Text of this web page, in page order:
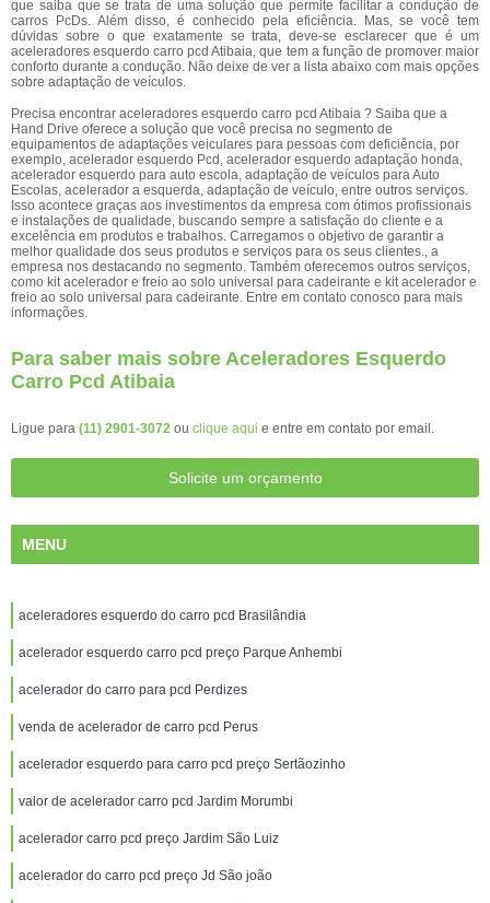
que saiba que se trata de uma solução que permite facilitar a condução de
carros PcDs. Além disso, é conhecido pela eficiência. Mas, se você tem
dúvidas sobre o que exatamente se trata, deve-se esclarecer que é um
aceleradores esquerdo carro pcd Atibaia, que tem a função de promover maior
conforto durante a condução. Não deixe de ver a lista abaixo com mais opções
sobre adaptação de veículos.
Precisa encontrar aceleradores esquerdo carro pcd Atibaia ? Saiba que a
Hand Drive oferece a solução que você precisa no segmento de
equipamentos de adaptações veiculares para pessoas com deficiência, por
exemplo, acelerador esquerdo Pcd, acelerador esquerdo adaptação honda,
acelerador esquerdo para auto escola, adaptação de veículos para Auto
Escolas, acelerador a esquerda, adaptação de veículo, entre outros serviços.
Isso acontece graças aos investimentos da empresa com ótimos profissionais
e instalações de qualidade, buscando sempre a satisfação do cliente e a
excelência em produtos e trabalhos. Carregamos o objetivo de garantir a
melhor qualidade dos seus produtos e serviços para os seus clientes., a
empresa nos destacando no segmento. Também oferecemos outros serviços,
como kit acelerador e freio ao solo universal para cadeirante e kit acelerador e
freio ao solo universal para cadeirante. Entre em contato conosco para mais
informações.
Para saber mais sobre Aceleradores Esquerdo
Carro Pcd Atibaia
Ligue para (11) 2901-3072 ou clique aqui e entre em contato por email.
Solicite um orçamento
MENU
aceleradores esquerdo do carro pcd Brasilândia
acelerador esquerdo carro pcd preço Parque Anhembi
acelerador do carro para pcd Perdizes
venda de acelerador de carro pcd Perus
acelerador esquerdo para carro pcd preço Sertãozinho
valor de acelerador carro pcd Jardim Morumbi
acelerador carro pcd preço Jardim São Luiz
acelerador do carro pcd preço Jd São joão